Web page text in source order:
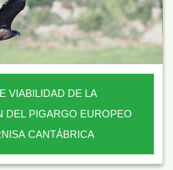
VIABILIDAD DE LA
DEL PIGARGO EUROPEO
CANTÁBRICA